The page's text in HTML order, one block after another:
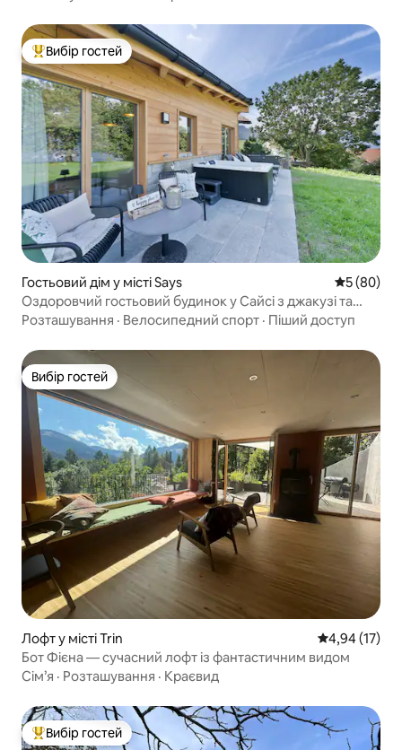
Топ вибір гостей
Вибір гостей
Гостьовий дім у місті Says Середня
5 (80)
Оздоровчий гостьовий будинок у Сайсі з джакузі та
сауною
Розташування · Велосипедний спорт · Піший доступ
Вибір гостей
Вибір гостей
Лофт у місті Trin Середня
4,94 (17)
Бот Фієна — сучасний лофт із фантастичним видом
Сім’я · Розташування · Краєвид
Топ вибір гостей
Вибір гостей